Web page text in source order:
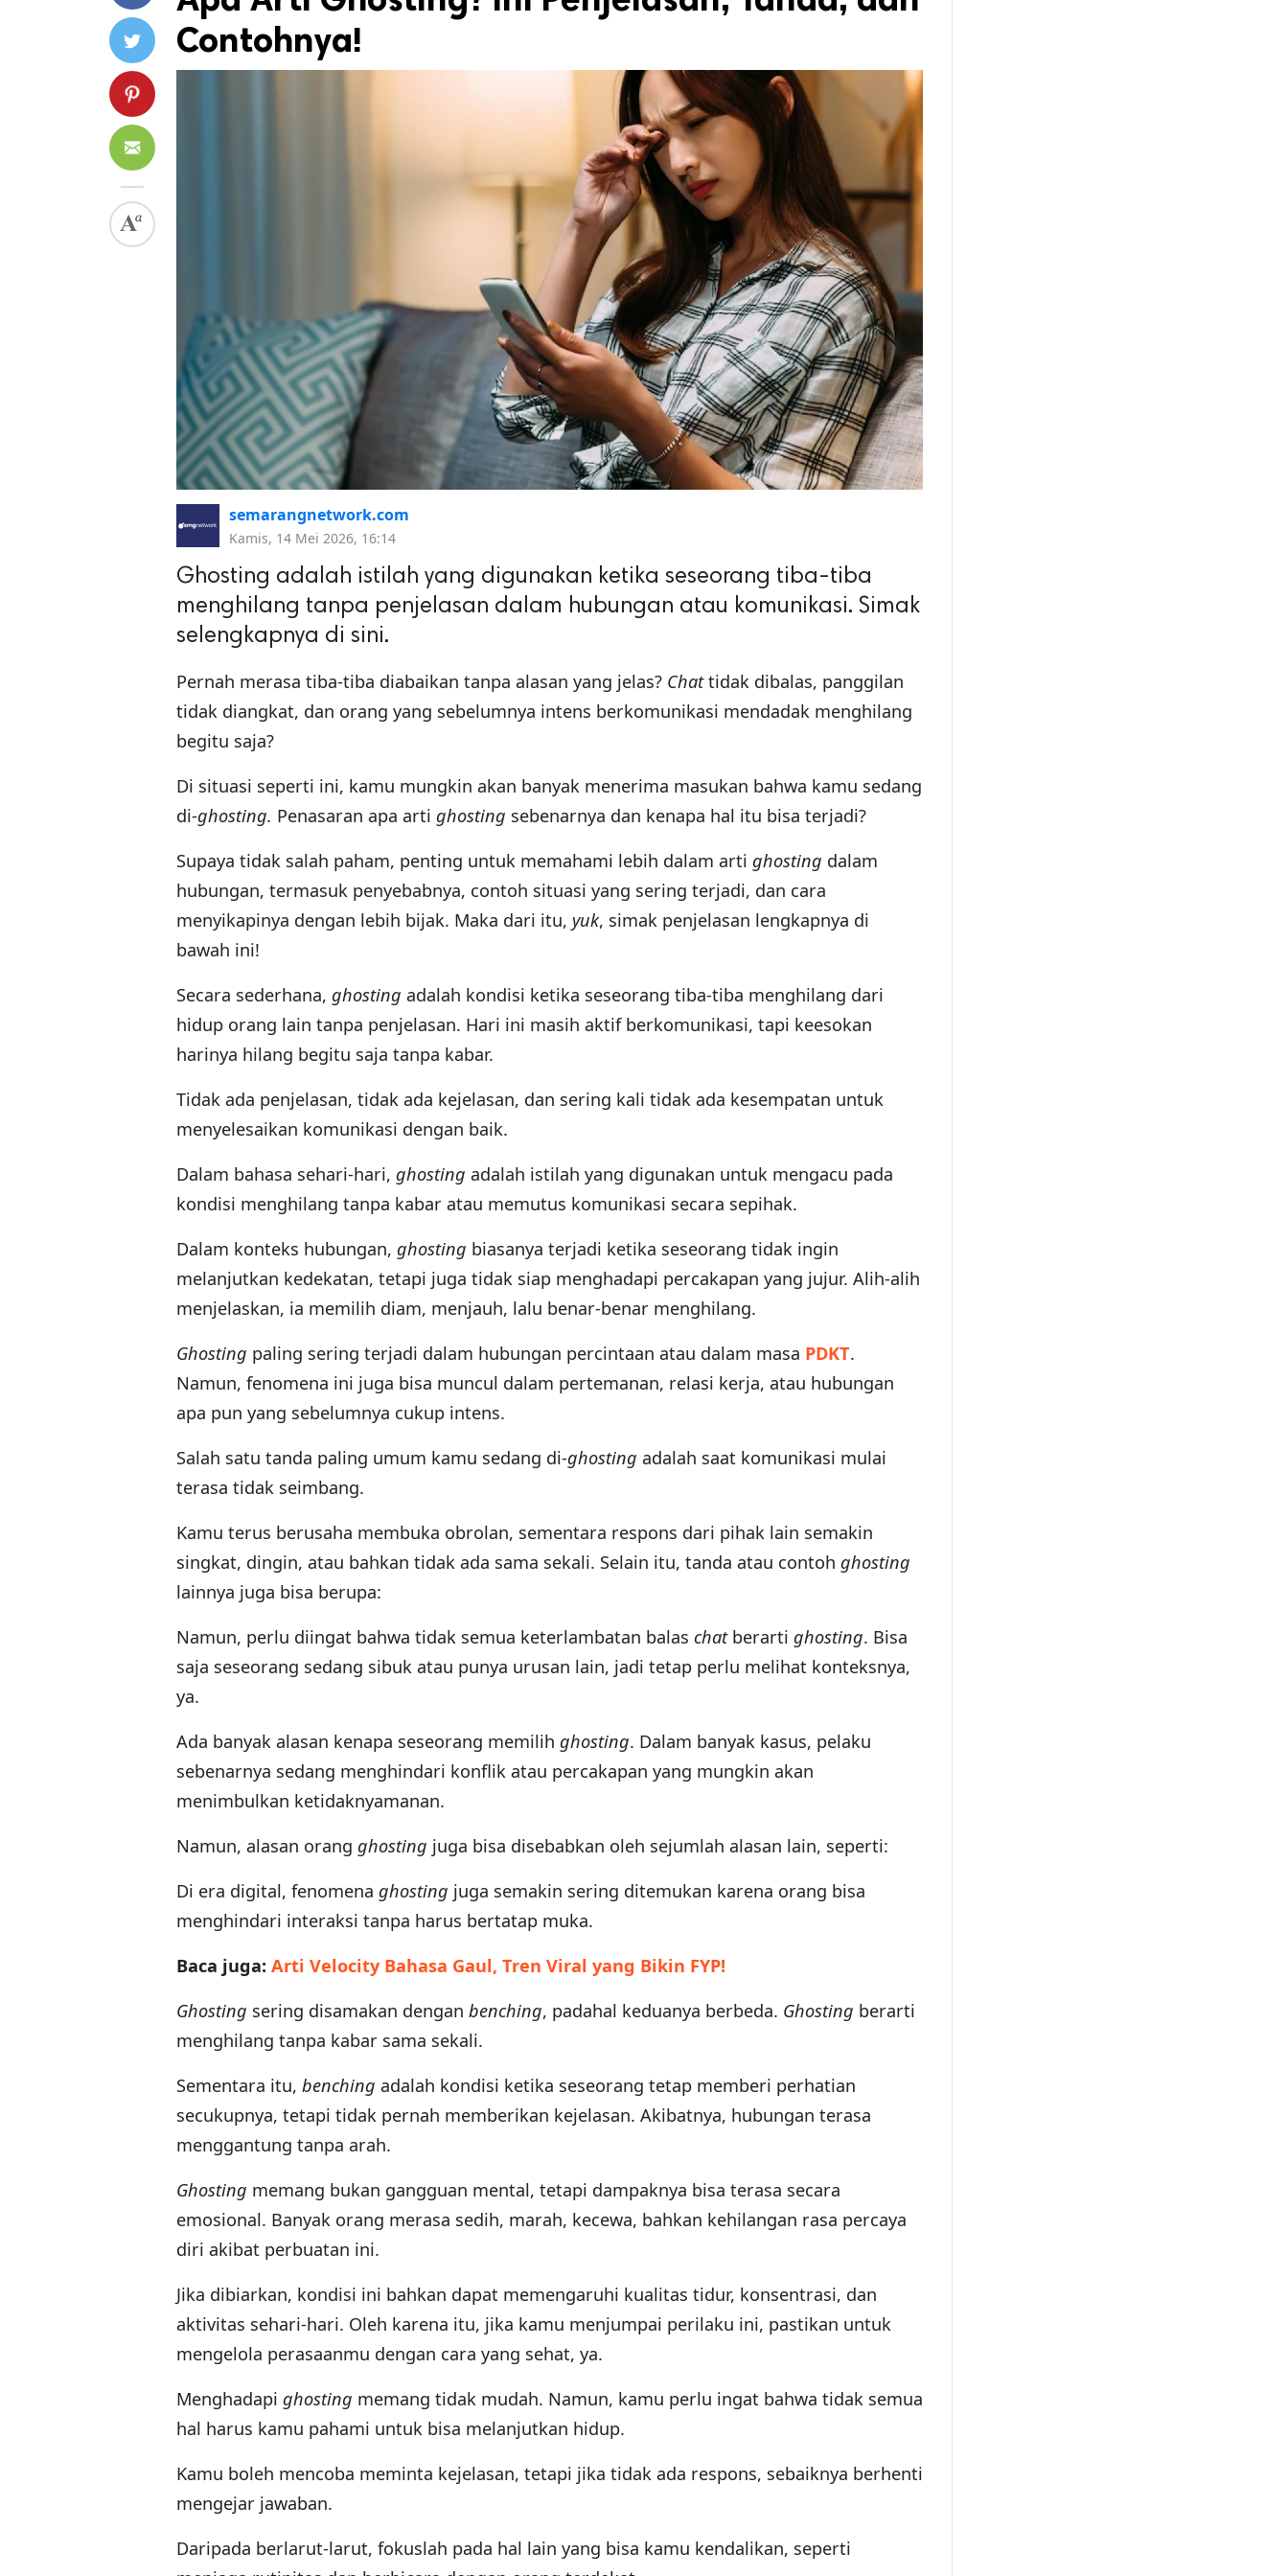
Contohnya!
semarangnetwork.com
Kamis, 14 Mei 2026, 16:14
Ghosting adalah istilah yang digunakan ketika seseorang tiba-tiba
menghilang tanpa penjelasan dalam hubungan atau komunikasi. Simak
selengkapnya di sini.
Pernah merasa tiba-tiba diabaikan tanpa alasan yang jelas? Chattidak dibalas, panggilan
tidak diangkat, dan orang yang sebelumnya intens berkomunikasi mendadak menghilang
begitu saja?
Di situasi seperti ini, kamu mungkin akan banyak menerima masukan bahwa kamu sedang
di-ghosting. Penasaran apa arti ghosting sebenarnya dan kenapa hal itu bisa terjadi?
Supaya tidak salah paham, penting untuk memahami lebih dalam arti ghosting dalam
hubungan, termasuk penyebabnya, contoh situasi yang sering terjadi, dan cara
menyikapinya dengan lebih bijak. Maka dari itu, yuk, simak penjelasan lengkapnya di
bawah ini!
Secara sederhana, ghosting adalah kondisi ketika seseorang tiba-tiba menghilang dari
hidup orang lain tanpa penjelasan. Hari ini masih aktif berkomunikasi, tapi keesokan
harinya hilang begitu saja tanpa kabar.
Tidak ada penjelasan, tidak ada kejelasan, dan sering kali tidak ada kesempatan untuk
menyelesaikan komunikasi dengan baik.
Dalam bahasa sehari-hari, ghosting adalah istilah yang digunakan untuk mengacu pada
kondisi menghilang tanpa kabar atau memutus komunikasi secara sepihak.
Dalam konteks hubungan, ghosting biasanya terjadi ketika seseorang tidak ingin
melanjutkan kedekatan, tetapi juga tidak siap menghadapi percakapan yang jujur. Alih-alih
menjelaskan, ia memilih diam, menjauh, lalu benar-benar menghilang.
Ghosting paling sering terjadi dalam hubungan percintaan atau dalam masa PDKT.
Namun, fenomena ini juga bisa muncul dalam pertemanan, relasi kerja, atau hubungan
apa pun yang sebelumnya cukup intens.
Salah satu tanda paling umum kamu sedang di-ghosting adalah saat komunikasi mulai
terasa tidak seimbang.
Kamu terus berusaha membuka obrolan, sementara respons dari pihak lain semakin
singkat, dingin, atau bahkan tidak ada sama sekali. Selain itu, tanda atau contoh ghosting
lainnya juga bisa berupa:
Namun, perlu diingat bahwa tidak semua keterlambatan balas chat berarti ghosting. Bisa
saja seseorang sedang sibuk atau punya urusan lain, jadi tetap perlu melihat konteksnya,
ya.
Ada banyak alasan kenapa seseorang memilih ghosting. Dalam banyak kasus, pelaku
sebenarnya sedang menghindari konflik atau percakapan yang mungkin akan
menimbulkan ketidaknyamanan.
Namun, alasan orang ghosting juga bisa disebabkan oleh sejumlah alasan lain, seperti:
Di era digital, fenomena ghosting juga semakin sering ditemukan karena orang bisa
menghindari interaksi tanpa harus bertatap muka.
Baca juga: Arti Velocity Bahasa Gaul, Tren Viral yang Bikin FYP!
Ghosting sering disamakan dengan benching, padahal keduanya berbeda. Ghosting berarti
menghilang tanpa kabar sama sekali.
Sementara itu, benching adalah kondisi ketika seseorang tetap memberi perhatian
secukupnya, tetapi tidak pernah memberikan kejelasan. Akibatnya, hubungan terasa
menggantung tanpa arah.
Ghosting memang bukan gangguan mental, tetapi dampaknya bisa terasa secara
emosional. Banyak orang merasa sedih, marah, kecewa, bahkan kehilangan rasa percaya
diri akibat perbuatan ini.
Jika dibiarkan, kondisi ini bahkan dapat memengaruhi kualitas tidur, konsentrasi, dan
aktivitas sehari-hari. Oleh karena itu, jika kamu menjumpai perilaku ini, pastikan untuk
mengelola perasaanmu dengan cara yang sehat, ya.
Menghadapi ghosting memang tidak mudah. Namun, kamu perlu ingat bahwa tidak semua
hal harus kamu pahami untuk bisa melanjutkan hidup.
Kamu boleh mencoba meminta kejelasan, tetapi jika tidak ada respons, sebaiknya berhenti
mengejar jawaban.
Daripada berlarut-larut, fokuslah pada hal lain yang bisa kamu kendalikan, seperti